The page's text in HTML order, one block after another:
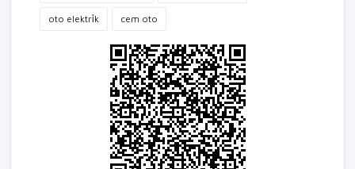
oto elektri̇k cem oto